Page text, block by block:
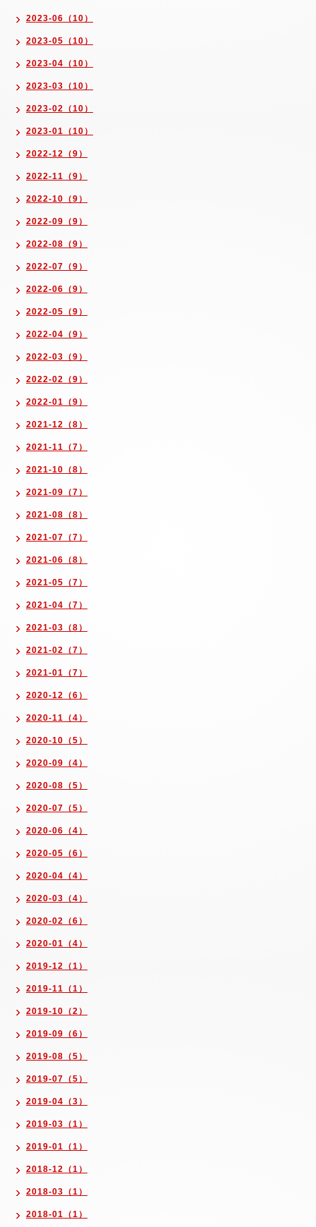
2023-06（10）
2023-05（10）
2023-04（10）
2023-03（10）
2023-02（10）
2023-01（10）
2022-12（9）
2022-11（9）
2022-10（9）
2022-09（9）
2022-08（9）
2022-07（9）
2022-06（9）
2022-05（9）
2022-04（9）
2022-03（9）
2022-02（9）
2022-01（9）
2021-12（8）
2021-11（7）
2021-10（8）
2021-09（7）
2021-08（8）
2021-07（7）
2021-06（8）
2021-05（7）
2021-04（7）
2021-03（8）
2021-02（7）
2021-01（7）
2020-12（6）
2020-11（4）
2020-10（5）
2020-09（4）
2020-08（5）
2020-07（5）
2020-06（4）
2020-05（6）
2020-04（4）
2020-03（4）
2020-02（6）
2020-01（4）
2019-12（1）
2019-11（1）
2019-10（2）
2019-09（6）
2019-08（5）
2019-07（5）
2019-04（3）
2019-03（1）
2019-01（1）
2018-12（1）
2018-03（1）
2018-01（1）